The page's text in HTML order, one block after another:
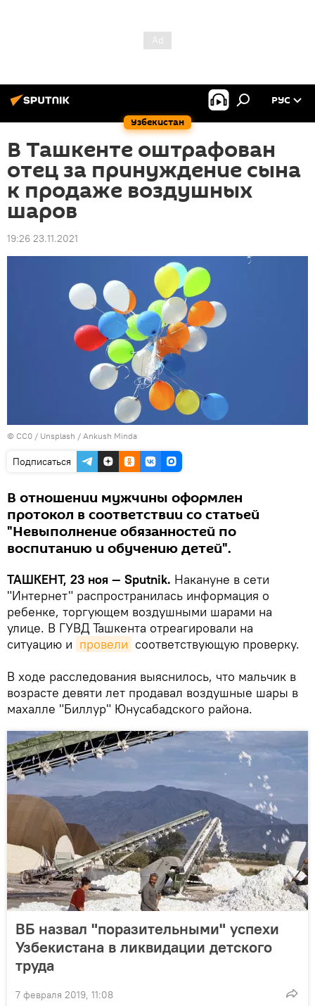
Узбекистан
РУС
В Ташкенте оштрафован
отец за принуждение сына
к продаже воздушных
шаров
19:26 23.11.2021
© СС0 / Unsplash / Ankush Minda
Подписаться
В отношении мужчины оформлен
протокол в соответствии со статьей
"Невыполнение обязанностей по
воспитанию и обучению детей".
ТАШКЕНТ, 23 ноя — Sputnik. Накануне в сети
"Интернет" распространилась информация о
ребенке, торгующем воздушными шарами на
улице. В ГУВД Ташкента отреагировали на
ситуацию и провели соответствующую проверку.
В ходе расследования выяснилось, что мальчик в
возрасте девяти лет продавал воздушные шары в
махалле "Биллур" Юнусабадского района.
ВБ назвал "поразительными" успехи
Узбекистана в ликвидации детского
труда
7 февраля 2019, 11:08